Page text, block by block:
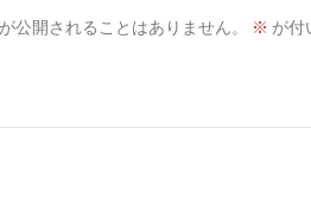
公開されることはありません。 ※ が付